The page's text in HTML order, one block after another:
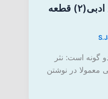
آموزه سوم: نگارش ادبی(۲) قطعه
گونه است: نثر
معمولا در نوشتن